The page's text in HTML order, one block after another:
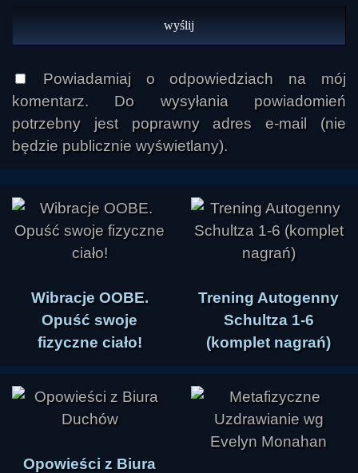
Powiadamiaj o odpowiedziach na mój
komentarz. Do wysyłania powiadomień
potrzebny jest poprawny adres e-mail (nie
będzie publicznie wyświetlany).
Wibracje OOBE.
Opuść swoje
fizyczne ciało!
Trening Autogenny
Schultza 1-6
(komplet nagrań)
Opowieści z Biura